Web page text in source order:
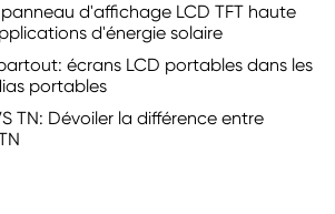
d'affichage LCD TFT haute
d'énergie solaire
écrans LCD portables dans les
portables
TN: Dévoiler la différence entre